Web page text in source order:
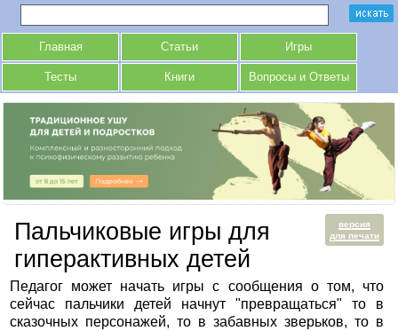
Главная Статьи Игры
Тесты Книги Вопросы и Ответы
версия
для печати
Пальчиковые игры для
гиперактивных детей
Педагог может начать игры с сообщения о том, что
сейчас пальчики детей начнут "превращаться" то в
сказочных персонажей, то в забавных зверьков, то в